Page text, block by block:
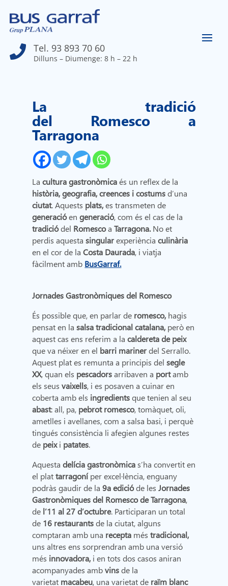
 Tel. 93 893 70 60
Dilluns – Diumenge: 8 h – 22 h
La tradició
del Romesco a
Tarragona
Lacultura gastronòmicaés un reflex de la
història, geografia, creences i costumsd’una
ciutat. Aquests plats,es transmeten de
generacióengeneració, com és el cas de la
tradiciódel RomescoaTarragona.No et
perdis aquestasingularexperiènciaculinària
en el cor de laCosta Daurada, i viatja
fàcilment amb BusGarraf.
Jornades Gastronòmiques del Romesco
És possible que, en parlar de romesco, hagis
pensat en la salsa tradicional catalana, però en
aquest cas ens referim a lacaldereta de peix
que va néixer en el barri marinerdel Serrallo.
Aquest plat es remunta a principis delsegle
XX, quan els pescadorsarribaven a portamb
els seusvaixells, i es posaven a cuinar en
coberta amb els ingredientsque tenien al seu
abast: all, pa, pebrot romesco, tomàquet, oli,
ametlles i avellanes, com a salsa basi, i perquè
tingués consistència li afegien algunes restes
de peixi patates.
Aquestadelícia gastronòmicas’ha convertit en
el plattarragoníper excel·lència, enguany
podràs gaudir de la9a edicióde lesJornades
Gastronòmiques del Romesco de Tarragona,
de l’11 al 27 d’octubre. Participaran un total
de 16 restaurantsde la ciutat, alguns
comptaran amb una recepta méstradicional,
uns altres ens sorprendran amb una versió
més innovadora, i en tots dos casos aniran
acompanyades ambvinsde la
varietat macabeu, una varietat de raïm blanc